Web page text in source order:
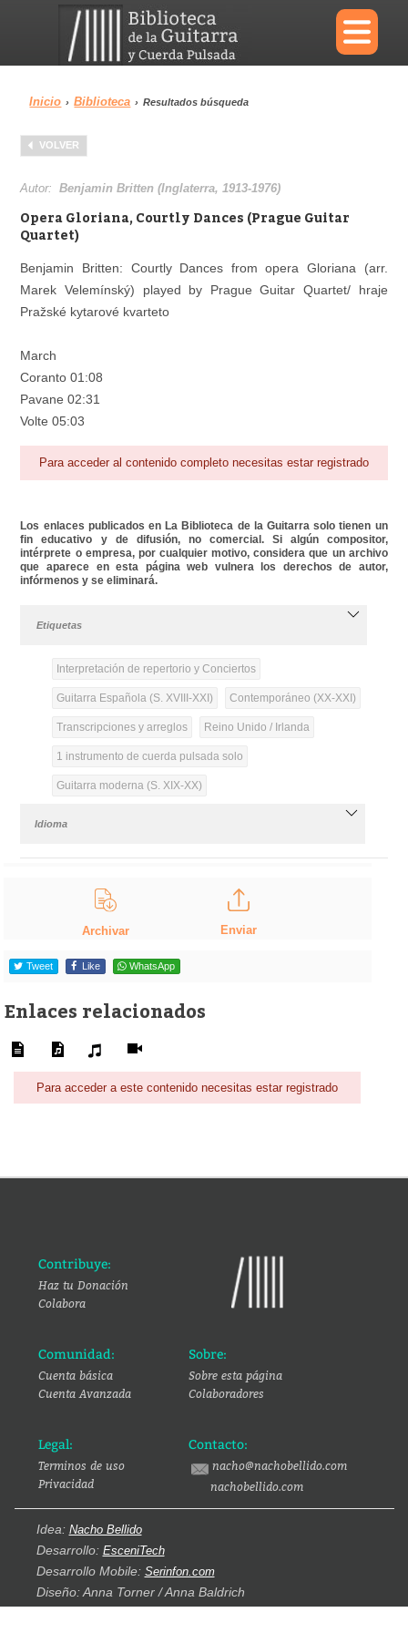
×
Menu
Biblioteca Diccionario
Reproductor
Inicio › Biblioteca › Resultados búsqueda
VOLVER
Autor:Benjamin Britten (Inglaterra, 1913-1976)
Opera Gloriana, Courtly Dances (Prague Guitar
Quartet)
Benjamin Britten: Courtly Dances from opera Gloriana (arr.
Marek Velemínský) played by Prague Guitar Quartet/ hraje
Pražské kytarové kvarteto
March
Coranto 01:08
Pavane 02:31
Volte 05:03
Para acceder al contenido completo necesitas estar registrado
Los enlaces publicados en La Biblioteca de la Guitarra solo tienen un
fin educativo y de difusión, no comercial. Si algún compositor,
intérprete o empresa, por cualquier motivo, considera que un archivo
que aparece en esta página web vulnera los derechos de autor,
infórmenos y se eliminará.
Etiquetas
Interpretación de repertorio y Conciertos
Guitarra Española (S. XVIII-XXI) Contemporáneo (XX-XXI)
Transcripciones y arreglos Reino Unido / Irlanda
1 instrumento de cuerda pulsada solo
Guitarra moderna (S. XIX-XX)
Idioma
Archivar Enviar
Tweet Like WhatsApp
Enlaces relacionados
Para acceder a este contenido necesitas estar registrado
Contribuye:
Haz tu Donación
Colabora
Comunidad:
Cuenta básica
Cuenta Avanzada
Sobre:
Sobre esta página
Colaboradores
Legal:
Terminos de uso
Privacidad
Contacto:
nacho@nachobellido.com
nachobellido.com
Idea: Nacho Bellido
Desarrollo: EsceniTech
Desarrollo Mobile: Serinfon.com
Diseño: Anna Torner / Anna Baldrich